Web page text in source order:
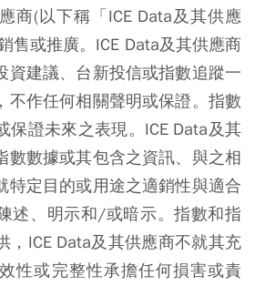
商(以下稱「ICE Data及其供應
售或推廣。ICE Data及其供應商
資建議、台新投信或指數追蹤一
不作任何相關聲明或保證。指數
保證未來之表現。ICE Data及其
數數據或其包含之資訊、與之相
特定目的或用途之適銷性與適合
述、明示和/或暗示。指數和指
，ICE Data及其供應商不就其充
性或完整性承擔任何損害或責